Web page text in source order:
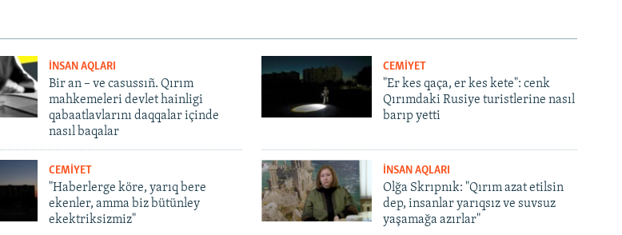
İNSAN AQLARI
Bir an – ve casussıñ. Qırım
mahkemeleri devlet hainligi
qabaatlavlarını daqqalar içinde
nasıl baqalar
CEMİYET
"Er kes qaça, er kes kete": cenk
Qırımdaki Rusiye turistlerine nasıl
barıp yetti
CEMİYET
"Haberlerge köre, yarıq bere
ekenler, amma biz bütünley
ekektriksizmiz"
İNSAN AQLARI
Olğa Skrıpnık: "Qırım azat etilsin
dep, insanlar yarıqsız ve suvsuz
yaşamağa azırlar"